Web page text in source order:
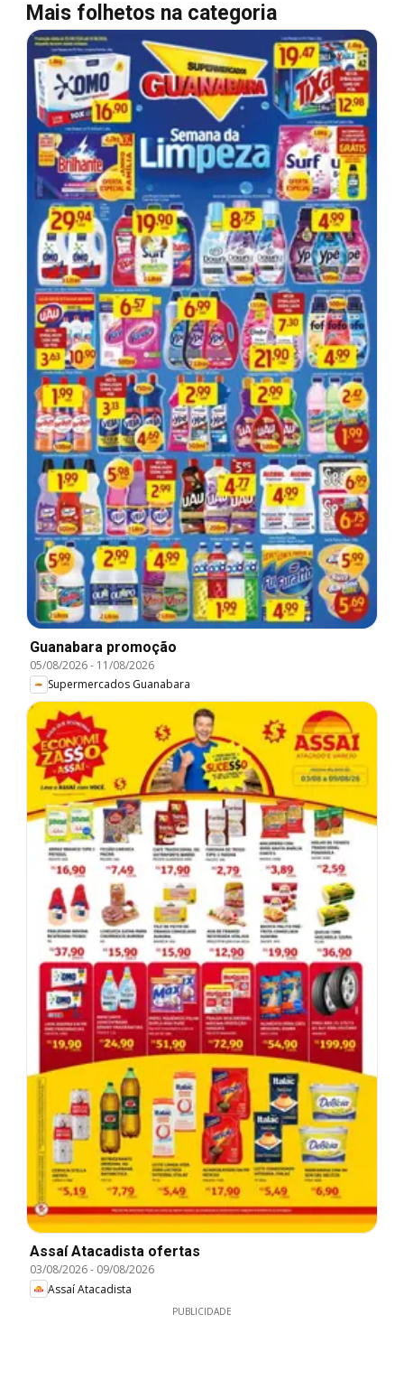
Mais folhetos na categoria
Guanabara promoção
05/08/2026- 11/08/2026
Supermercados Guanabara
Assaí Atacadista ofertas
03/08/2026- 09/08/2026
Assaí Atacadista
PUBLICIDADE